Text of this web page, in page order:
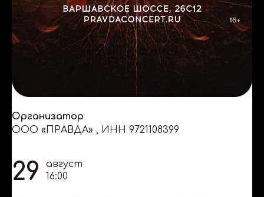
Организатор
ООО «ПРАВДА» , ИНН 9721108399
29
август
16:00